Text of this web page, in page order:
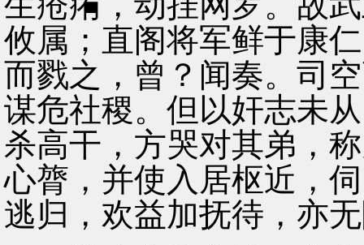
攸属；直阁将军鲜于康
而戮之，曾？闻奏。司
谋危社稷。但以奸志未
杀高干，方哭对其弟，
心膂，并使入居枢近，
逃归，欢益加抚待，亦